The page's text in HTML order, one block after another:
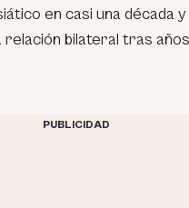
en casi una década
bilateral tras
PUBLICIDAD